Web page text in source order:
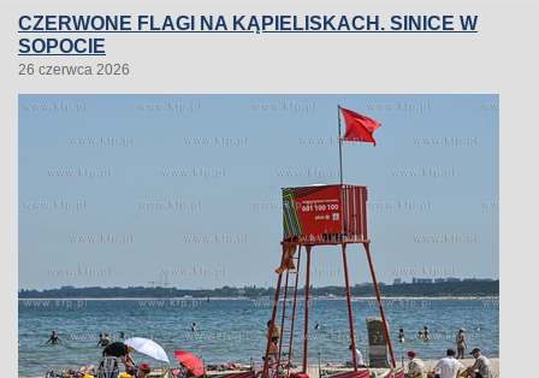
CZERWONE FLAGI NA KĄPIELISKACH. SINICE W
SOPOCIE
26 czerwca 2026